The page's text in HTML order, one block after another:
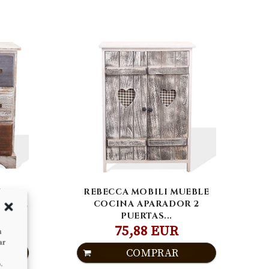
REBECCA MOBILI MUEBLE
COCINA APARADOR 2
PUERTAS...
75,88 EUR
COMPRAR